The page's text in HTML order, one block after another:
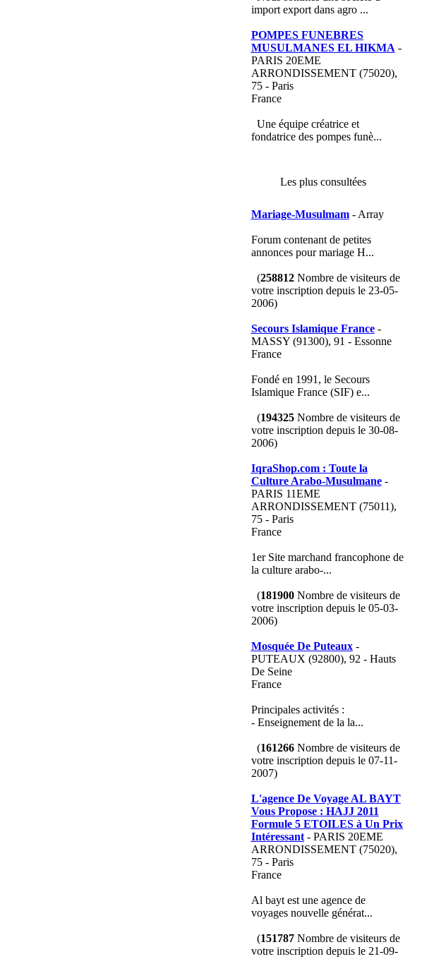
import export dans agro ...
POMPES FUNEBRES
MUSULMANES EL HIKMA -
PARIS 20EME
ARRONDISSEMENT (75020),
75 - Paris
France
Une équipe créatrice et
fondatrice des pompes funè...
Les plus consultées
Mariage-Musulmam- Array
Forum contenant de petites
annonces pour mariage H...
(258812Nombre de visiteurs de
votre inscription depuis le 23-05-
2006)
Secours Islamique France-
MASSY (91300), 91 - Essonne
France
Fondé en 1991, le Secours
Islamique France (SIF) e...
(194325Nombre de visiteurs de
votre inscription depuis le 30-08-
2006)
IqraShop.com : Toute la
Culture Arabo-Musulmane-
PARIS 11EME
ARRONDISSEMENT (75011),
75 - Paris
France
1er Site marchand francophone de
la culture arabo-...
(181900Nombre de visiteurs de
votre inscription depuis le 05-03-
2006)
Mosquée De Puteaux-
PUTEAUX (92800), 92 - Hauts
De Seine
France
Principales activités :
- Enseignement de la la...
(161266Nombre de visiteurs de
votre inscription depuis le 07-11-
2007)
L'agence De Voyage AL BAYT
Vous Propose : HAJJ 2011
Formule 5 ETOILES à Un Prix
Intéressant- PARIS 20EME
ARRONDISSEMENT (75020),
75 - Paris
France
Al bayt est une agence de
voyages nouvelle générat...
(151787Nombre de visiteurs de
votre inscription depuis le 21-09-